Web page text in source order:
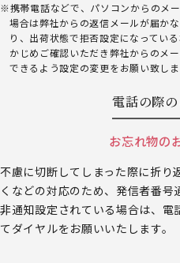
携帯電話などで、パソコンからのメ
場合は弊社からの返信メールが届か
り、出荷状態で拒否設定になってい
かじめご確認いただき弊社からの
できるよう設定の変更をお願い致しま
電話の際
お忘れ物の
不慮に切断してしまった際に折り
くなどの対応のため、発信者番号
非通知設定されている場合は、
てダイヤルをお願いいたします。